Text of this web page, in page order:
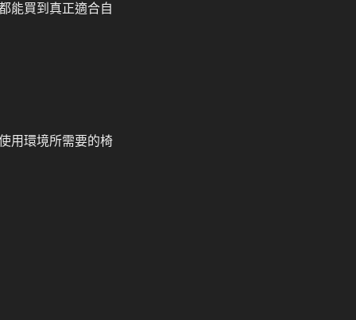
能買到真正適合自
用環境所需要的椅